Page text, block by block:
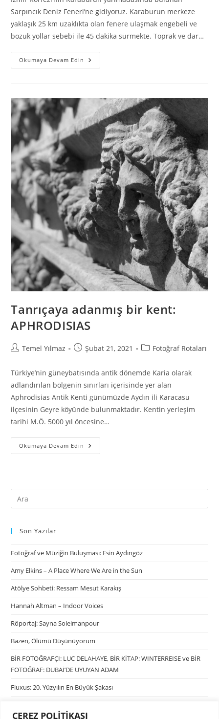
ÇEREZ POLİTİKASI
Sarpıncık Deniz Feneri’ne gidiyoruz. Karaburun merkeze
yaklaşık 25 km uzaklıkta olan fenere ulaşmak engebeli ve
bozuk yollar sebebi ile 45 dakika sürmekte. Toprak ve dar…
Okumaya Devam Edin
Tanrıçaya adanmış bir kent:
APHRODISIAS
Temel Yılmaz Şubat 21, 2021 Fotoğraf Rotaları
Türkiye’nin güneybatısında antik dönemde Karia olarak
adlandırılan bölgenin sınırları içerisinde yer alan
Aphrodisias Antik Kenti günümüzde Aydın ili Karacasu
ilçesinin Geyre köyünde bulunmaktadır. Kentin yerleşim
tarihi M.Ö. 5000 yıl öncesine…
Okumaya Devam Edin
Son Yazılar
Fotoğraf ve Müziğin Buluşması: Esin Aydıngöz
Amy Elkins – A Place Where We Are in the Sun
Atölye Sohbeti: Ressam Mesut Karakış
Hannah Altman – Indoor Voices
Röportaj: Sayna Soleimanpour
Bazen, Ölümü Düşünüyorum
BİR FOTOĞRAFÇI: LUC DELAHAYE, BİR KİTAP: WINTERREISE ve BİR
FOTOĞRAF: DUBAİ’DE UYUYAN ADAM
Fluxus: 20. Yüzyılın En Büyük Şakası